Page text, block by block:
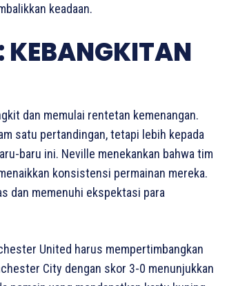
keadaan.
KEBANGKITAN
dan memulai rentetan kemenangan.
satu pertandingan, tetapi lebih kepada
baru ini. Neville menekankan bahwa tim
konsistensi permainan mereka.
dan memenuhi ekspektasi para
United harus mempertimbangkan
City dengan skor 3-0 menunjukkan